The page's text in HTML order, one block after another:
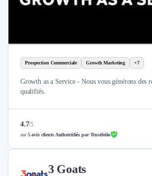
Prospection Commerciale Growth Marketing +7
Growth as a Service - Nous vous générons des
qualifiés.
4.7/5
sur5 avis clients Authentifiés par Trustfolio
3 Goats